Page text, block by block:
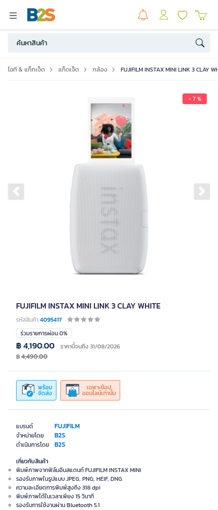
ไอที & แก็ทเจ็ด แก็ดเจ็ต กล้อง FUJIFILM INSTAX MINI LINK 3 CLAY
- 7 %
Previous slide
FUJIFILM INSTAX MINI LINK 3 CLAY WHITE
รหัสสินค้า4095417
แบรนด์ FUJIFILM
จำหน่ายโดย B2S
ดำเนินการโดย B2S
ร่วมรายการผ่อน 0%
พร้อม
จัดส่ง
เฉพาะช้อป
ออนไลน์เท่านั้น
฿ 4,190.00 ราคานี้จนถึง 31/08/2026
฿4,490.00
เกี่ยวกับสินค้า
พิมพ์ภาพจากฟิล์มอินสแตนท์ FUJIFILM INSTAX MINI
รองรับภาพในรูปแบบ JPEG, PNG, HEIF, DNG
ความละเอียดการพิมพ์สูงถึง 318 dpi
พิมพ์ภาพได้ในเวลาเพียง 15 วินาที
รองรับการใช้งานผ่าน Bluetooth 5.1